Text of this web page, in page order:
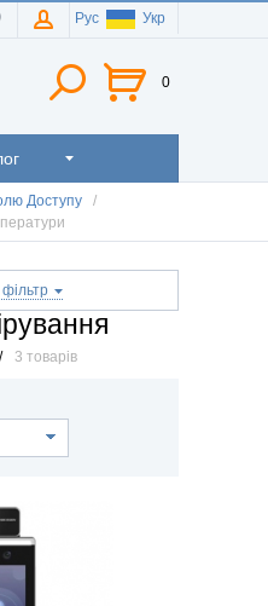
Рус Укр
0
Доступу
/
/ 3 товарів